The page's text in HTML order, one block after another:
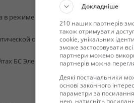
режиме реального времени,
отправки оповещения на E-mail.
БС Электроникс
Докладніше
210 наших партнерів
також отримувати
cookie, унікальних
зможе застосовувати
партнери можемо
партнерів можна
Деякі постачальники
основі законного
параметри за
нею, натисніть